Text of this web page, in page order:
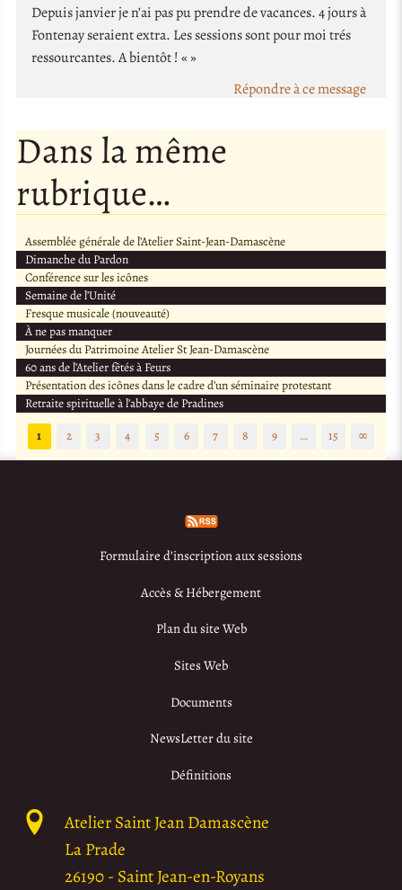
Depuis janvier je n’ai pas pu prendre de vacances. 4 jours à
Fontenay seraient extra. Les sessions sont pour moi trés
ressourcantes. A bientôt ! « »
Répondre à ce message
Dans la même
rubrique…
Assemblée générale de l’Atelier Saint-Jean-Damascène
Dimanche du Pardon
Conférence sur les icônes
Semaine de l’Unité
Fresque musicale (nouveauté)
À ne pas manquer
Journées du Patrimoine Atelier St Jean-Damascène
60 ans de l’Atelier fêtés à Feurs
Présentation des icônes dans le cadre d’un séminaire protestant
Retraite spirituelle à l’abbaye de Pradines
1
2 3 4 5 6 7 8 9 … 15 ∞
Formulaire d’inscription aux sessions
Accès & Hébergement
Plan du site Web
Sites Web
Documents
NewsLetter du site
Définitions
Atelier Saint Jean Damascène
La Prade
26190- Saint Jean-en-Royans